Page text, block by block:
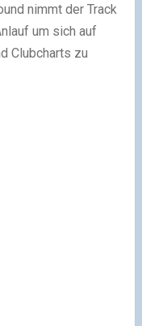
nimmt der Track
um sich auf
Clubcharts zu